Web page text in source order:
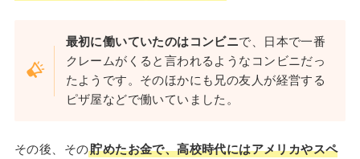
最初に働いていたのはコンビニで、日本で一番
クレームがくると言われるようなコンビニだっ
たようです。そのほかにも兄の友人が経営する
ピザ屋などで働いていました。
その後、その貯めたお金で、高校時代にはアメリカやスペ